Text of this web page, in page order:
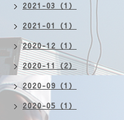
2021-03（1）
2021-01（1）
2020-12（1）
2020-11（2）
2020-09（1）
2020-05（1）